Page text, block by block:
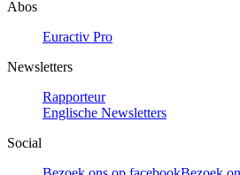
Abos
Euractiv Pro
Newsletters
Rapporteur
Englische Newsletters
Social